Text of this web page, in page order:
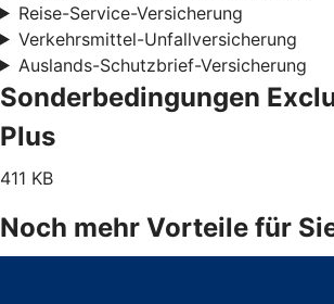
Reise-Service-Versicherung
Verkehrsmittel-Unfallversicherung
Auslands-Schutzbrief-Versicherung
Sonderbedingungen
Plus
411 KB
Noch mehr Vorteile für